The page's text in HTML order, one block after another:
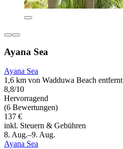
Ayana Sea
Ayana Sea
1,6 km von Wadduwa Beach entfernt
8,8/10
Hervorragend
(6 Bewertungen)
137 €
inkl. Steuern & Gebühren
8. Aug.–9. Aug.
Ayana Sea